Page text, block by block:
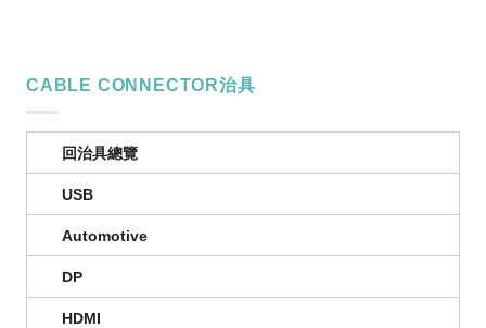
CABLE CONNECTOR治具
回治具總覽
USB
Automotive
DP
HDMI